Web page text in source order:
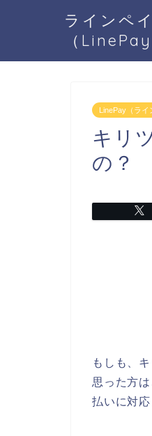
ラインペイ
（LinePay
LinePay（ライ
キリ
の？
もしも、
思った方
払いに対